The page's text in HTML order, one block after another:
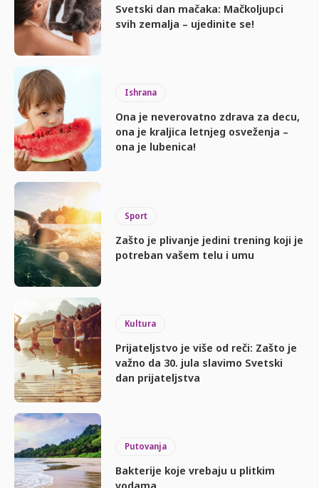
Svetski dan mačaka: Mačkoljupci
svih zemalja – ujedinite se!
Ishrana
Ona je neverovatno zdrava za decu,
ona je kraljica letnjeg osveženja –
ona je lubenica!
Sport
Zašto je plivanje jedini trening koji je
potreban vašem telu i umu
Kultura
Prijateljstvo je više od reči: Zašto je
važno da 30. jula slavimo Svetski
dan prijateljstva
Putovanja
Bakterije koje vrebaju u plitkim